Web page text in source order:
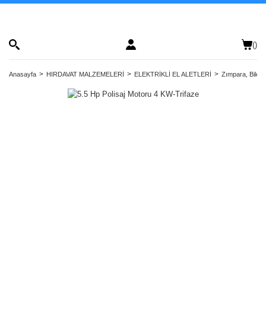
()
Anasayfa HIRDAVAT MALZEMELERİ ELEKTRİKLİ EL ALETLERİ Zımpara,